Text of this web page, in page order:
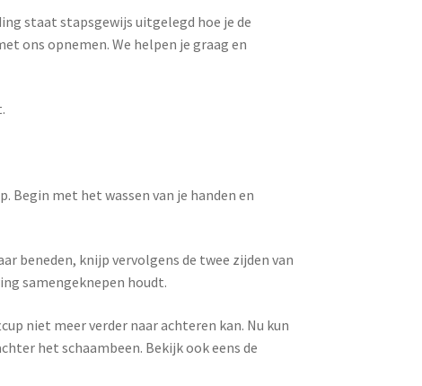
staat stapsgewijs uitgelegd hoe je de
ons opnemen. We helpen je graag en
Begin met het wassen van je handen en
beneden, knijp vervolgens de twee zijden van
samengeknepen houdt.
niet meer verder naar achteren kan. Nu kun
het schaambeen. Bekijk ook eens de